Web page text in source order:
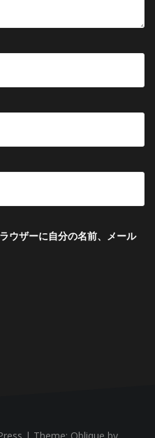
ウザーに自分の名前、メール